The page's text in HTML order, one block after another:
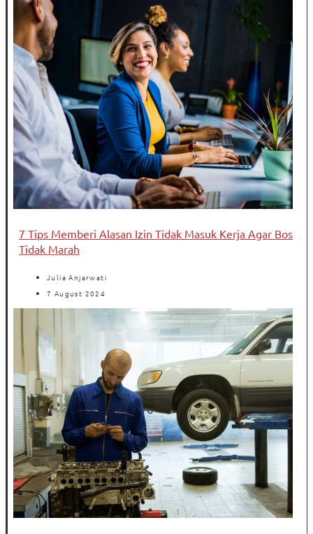
7 Tips Memberi Alasan Izin Tidak Masuk Kerja Agar Bos
Tidak Marah
Julia Anjarwati
7 August 2024